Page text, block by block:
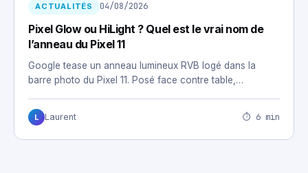
ACTUALITÉS 04/08/2026
Pixel Glow ou HiLight ? Quel est le vrai nom de
l’anneau du Pixel 11
Google tease un anneau lumineux RVB logé dans la
barre photo du Pixel 11. Posé face contre table,…
L Laurent ⏱ 6 min